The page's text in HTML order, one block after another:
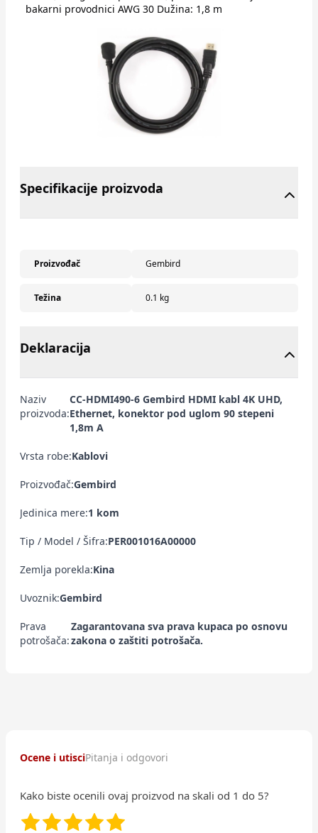
bakarni provodnici AWG 30 Dužina: 1,8 m
Specifikacije proizvoda
Proizvođač Gembird
Težina 0.1 kg
Deklaracija
Naziv
proizvoda:
CC-HDMI490-6 Gembird HDMI kabl 4K UHD,
Ethernet, konektor pod uglom 90 stepeni
1,8m A
Vrsta robe:Kablovi
Proizvođač:Gembird
Jedinica mere:1 kom
Tip / Model / Šifra:PER001016A00000
Zemlja porekla:Kina
Uvoznik:Gembird
Prava
potrošača:
Zagarantovana sva prava kupaca po osnovu
zakona o zaštiti potrošača.
Ocene i utisciPitanja i odgovori
Kako biste ocenili ovaj proizvod na skali od 1 do 5?